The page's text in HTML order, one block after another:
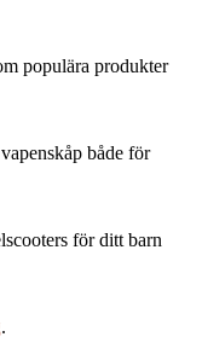
populära produkter
både för
för ditt barn
.